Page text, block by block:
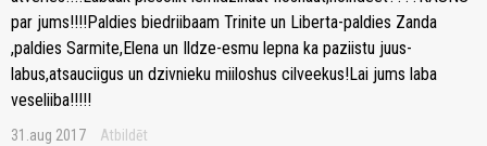
par jums!!!!Paldies biedriibaam Trinite un Liberta-paldies Zanda
,paldies Sarmite,Elena un Ildze-esmu lepna ka paziistu juus-
labus,atsauciigus un dzivnieku miiloshus cilveekus!Lai jums laba
veseliiba!!!!!
31.aug 2017 Atbildēt